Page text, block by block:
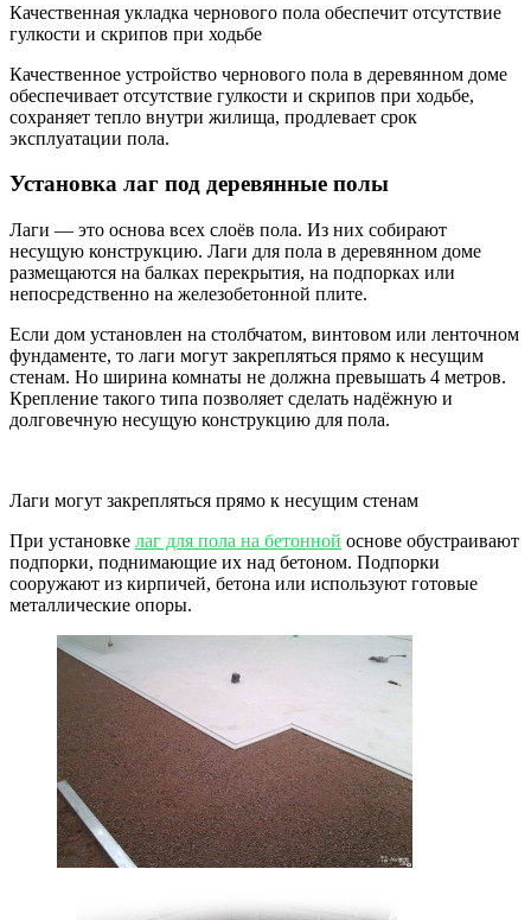
Качественная укладка чернового пола обеспечит отсутствие
гулкости и скрипов при ходьбе
Качественное устройство чернового пола в деревянном доме
обеспечивает отсутствие гулкости и скрипов при ходьбе,
сохраняет тепло внутри жилища, продлевает срок
эксплуатации пола.
Установка лаг под деревянные полы
Лаги — это основа всех слоёв пола. Из них собирают
несущую конструкцию. Лаги для пола в деревянном доме
размещаются на балках перекрытия, на подпорках или
непосредственно на железобетонной плите.
Если дом установлен на столбчатом, винтовом или ленточном
фундаменте, то лаги могут закрепляться прямо к несущим
стенам. Но ширина комнаты не должна превышать 4 метров.
Крепление такого типа позволяет сделать надёжную и
долговечную несущую конструкцию для пола.
Лаги могут закрепляться прямо к несущим стенам
При установке лаг для пола на бетонной основе обустраивают
подпорки, поднимающие их над бетоном. Подпорки
сооружают из кирпичей, бетона или используют готовые
металлические опоры.